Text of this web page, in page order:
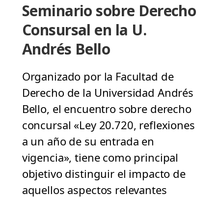
Seminario sobre Derecho
Consursal en la U.
Andrés Bello
Organizado por la Facultad de
Derecho de la Universidad Andrés
Bello, el encuentro sobre derecho
concursal «Ley 20.720, reflexiones
a un año de su entrada en
vigencia», tiene como principal
objetivo distinguir el impacto de
aquellos aspectos relevantes